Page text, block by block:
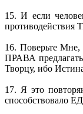
15. И если
противодействия
16. Поверьте
ПРАВА
Творцу, ибо
17. Я это
способствовало